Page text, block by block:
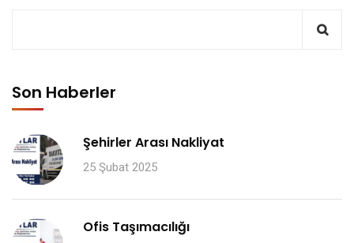
Son Haberler
Şehirler Arası Nakliyat
25 Şubat 2025
Ofis Taşımacılığı